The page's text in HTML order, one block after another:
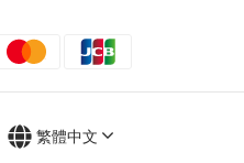
繁體中文